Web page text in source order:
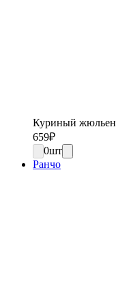
Куриный жюльен
659₽
0шт
Ранчо